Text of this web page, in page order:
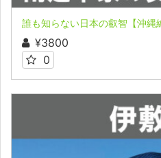
¥3800
0